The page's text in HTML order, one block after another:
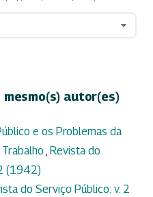
autor(es)
e os Problemas da
, Revista do
(1942)
do Serviço Público: v. 2